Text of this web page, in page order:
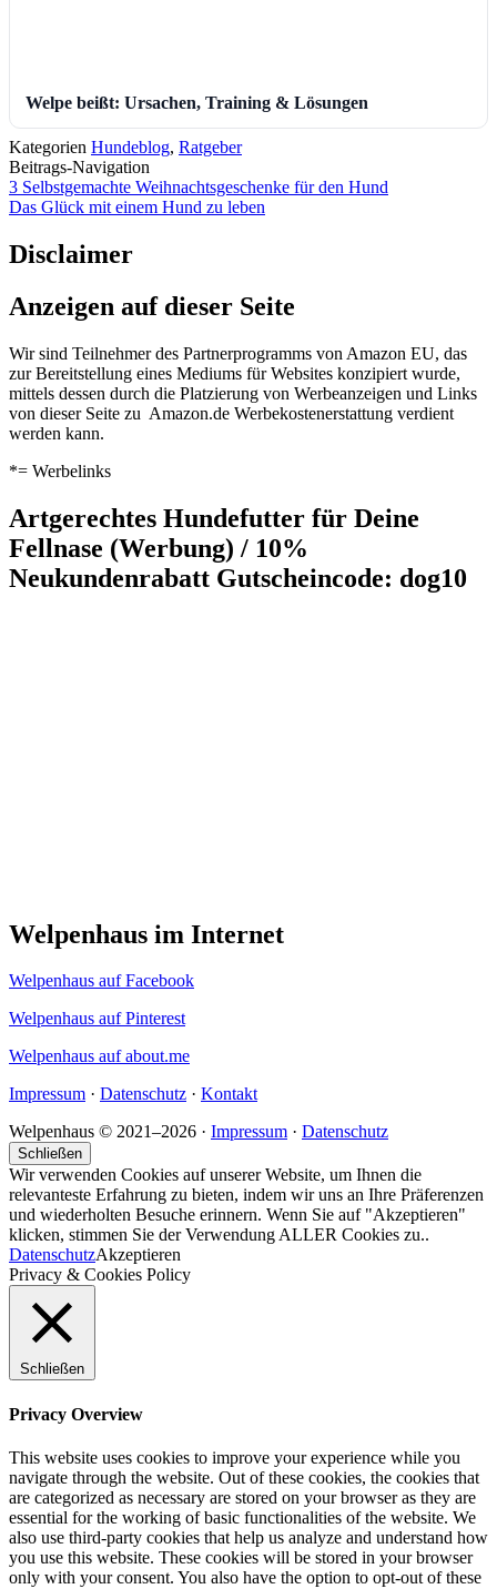
Welpe beißt: Ursachen, Training & Lösungen
Kategorien Hundeblog, Ratgeber
Beitrags-Navigation
3 Selbstgemachte Weihnachtsgeschenke für den Hund
Das Glück mit einem Hund zu leben
Disclaimer
Anzeigen auf dieser Seite
Wir sind Teilnehmer des Partnerprogramms von Amazon EU, das
zur Bereitstellung eines Mediums für Websites konzipiert wurde,
mittels dessen durch die Platzierung von Werbeanzeigen und Links
von dieser Seite zu Amazon.de Werbekostenerstattung verdient
werden kann.
*= Werbelinks
Artgerechtes Hundefutter für Deine
Fellnase (Werbung) / 10%
Neukundenrabatt Gutscheincode: dog10
Welpenhaus im Internet
Welpenhaus auf Facebook
Welpenhaus auf Pinterest
Welpenhaus auf about.me
Impressum · Datenschutz · Kontakt
Welpenhaus © 2021–2026 · Impressum · Datenschutz
Schließen
Wir verwenden Cookies auf unserer Website, um Ihnen die
relevanteste Erfahrung zu bieten, indem wir uns an Ihre Präferenzen
und wiederholten Besuche erinnern. Wenn Sie auf "Akzeptieren"
klicken, stimmen Sie der Verwendung ALLER Cookies zu..
DatenschutzAkzeptieren
Privacy & Cookies Policy
Schließen
Privacy Overview
This website uses cookies to improve your experience while you
navigate through the website. Out of these cookies, the cookies that
are categorized as necessary are stored on your browser as they are
essential for the working of basic functionalities of the website. We
also use third-party cookies that help us analyze and understand how
you use this website. These cookies will be stored in your browser
only with your consent. You also have the option to opt-out of these